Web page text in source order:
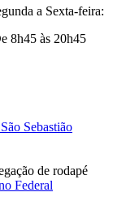
a Sexta-feira:
8h45 às 20h45
Sebastião
de rodapé